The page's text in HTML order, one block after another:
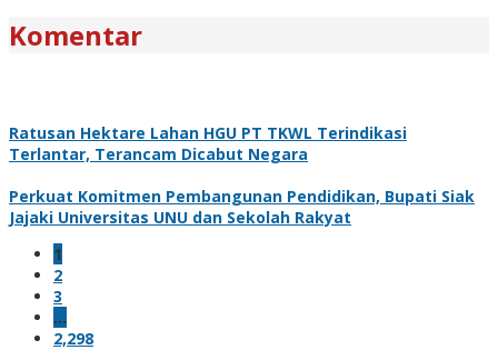
Komentar
Ratusan Hektare Lahan HGU PT TKWL Terindikasi
Terlantar, Terancam Dicabut Negara
Perkuat Komitmen Pembangunan Pendidikan, Bupati Siak
Jajaki Universitas UNU dan Sekolah Rakyat
1
2
3
…
2,298